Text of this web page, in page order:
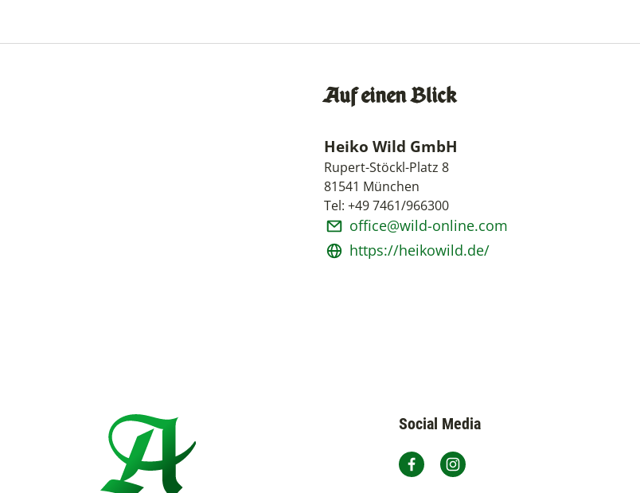
Auf einen Blick
Heiko Wild GmbH
Rupert-Stöckl-Platz 8
81541 München
Tel: +49 7461/966300
office@wild-online.com
https://heikowild.de/
Social Media
Auer Dult München auf Facebook
Auer Dult München auf Instagram